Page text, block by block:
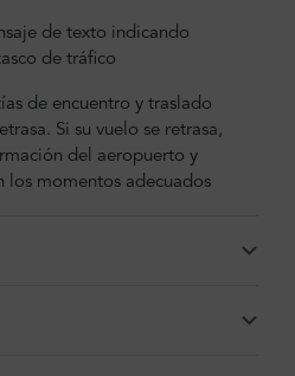
de texto indicando
de tráfico
de encuentro y traslado
Si su vuelo se retrasa,
del aeropuerto y
los momentos adecuados